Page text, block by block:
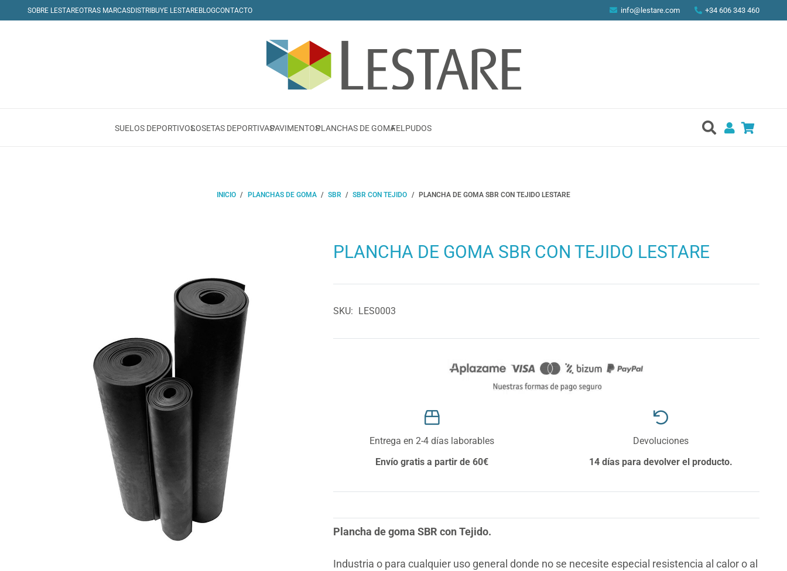
SOBRE LESTAREOTRAS MARCASDISTRIBUYE LESTAREBLOGCONTACTO info@lestare.com +34 606 343 460
SUELOS DEPORTIVOSLOSETAS DEPORTIVASPAVIMENTOSPLANCHAS DE GOMAFELPUDOS
INICIO / PLANCHAS DE GOMA / SBR / SBR CON TEJIDO / PLANCHA DE GOMA SBR CON TEJIDO LESTARE
PLANCHA DE GOMA SBR CON TEJIDO LESTARE
SKU: LES0003
Entrega en 2-4 días laborables
Envío gratis a partir de 60€
Devoluciones
14 días para devolver el producto.
Plancha de goma SBR con Tejido.
Industria o para cualquier uso general donde no se necesite especial resistencia al calor o al